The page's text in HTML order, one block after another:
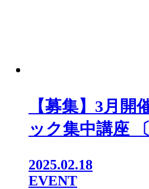
【募集】3月開
ック集中講座
2025.02.18
EVENT